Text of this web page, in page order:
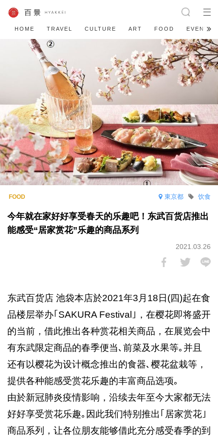
HOME TRAVEL CULTURE ART FOOD EVENT
東京都 饮食
今年就在家好好享受春天的乐趣吧！东武百货店推出
能感受“居家赏花”乐趣的商品系列
2021.03.26
东武百货店 池袋本店於2021年3月18日(四)起在食
品楼层举办｢SAKURA Festival｣，在樱花即将盛开
的当前，借此推出各种赏花相关商品，在展览会中
有东武限定商品的春季便当､前菜及水果等｡并且
还有以樱花为设计概念推出的食器､樱花盆栽等，
提供各种能感受赏花乐趣的丰富商品选项｡
由於新冠肺炎疫情影响，沿续去年至今大家都无法
好好享受赏花乐趣｡因此我们特别推出｢居家赏花｣
商品系列，让各位朋友能够借此充分感受春季的到